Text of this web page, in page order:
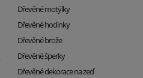
Dřevěné motýlky
Dřevěné hodinky
Dřevěné brože
Dřevěné šperky
Dřevěné dekorace na zeď